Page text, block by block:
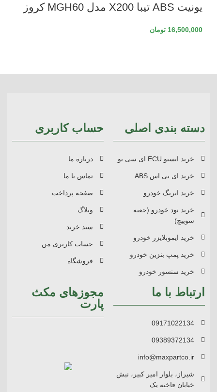
یونیت ABS تیبا X200 مدل MGH60 کروز
16,500,000 تومان
دسته بندی اصلی
خرید ایسیو ECU ای سی یو
خرید ای بی اس ABS
خرید ایربگ خودرو
خرید نود خودرو (جعبه
سوییچ)
خرید ایموبلایزر خودرو
خرید پمپ بنزین خودرو
خرید سنسور خودرو
حساب کاربری
درباره ما
تماس با ما
صفحه پرداخت
وبلاگ
سبد خرید
حساب کاربری من
فروشگاه
ارتباط با ما
09171022134
09389372134
info@maxpartco.ir
شیراز، بلوار امیر کبیر، نبش
خیابان فاخته یک
مجوزهای مکث
پارت